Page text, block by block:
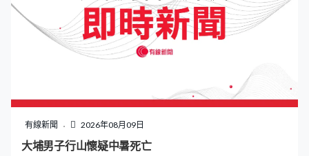
常上班沒時間，放假才來打球。早數星期下雨，七月下了
整個月雨，見這天好天便來打球。」Iin：「很熱，便吃吃
西瓜，和大家一起吃，又有買柑。如果身體飲水不足，有
機會暈倒就不好了。」 強颱風白海豚的外圍下沉氣流帶來
普遍晴朗天氣，天文台下午一時後不斷錄得有紀錄以來高
溫，達到36.9度，多區更高達37度或以上，其中上水錄得
39.8度，是天文台八十年代設置自動氣象站以來境內最高
紀錄，預計極端酷熱天氣會持續到周二。
有線新聞 2026年08月09日
大埔男子行山懷疑中暑死亡